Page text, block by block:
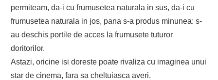
permiteam, da-i cu frumusetea naturala in sus, da-i cu
frumusetea naturala in jos, pana s-a produs minunea: s-
au deschis portile de acces la frumusete tuturor
doritorilor.
Astazi, oricine isi doreste poate rivaliza cu imaginea unui
star de cinema, fara sa cheltuiasca averi.